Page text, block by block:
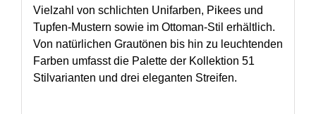
Vielzahl von schlichten Unifarben, Pikees und
Tupfen-Mustern sowie im Ottoman-Stil erhältlich.
Von natürlichen Grautönen bis hin zu leuchtenden
Farben umfasst die Palette der Kollektion 51
Stilvarianten und drei eleganten Streifen.